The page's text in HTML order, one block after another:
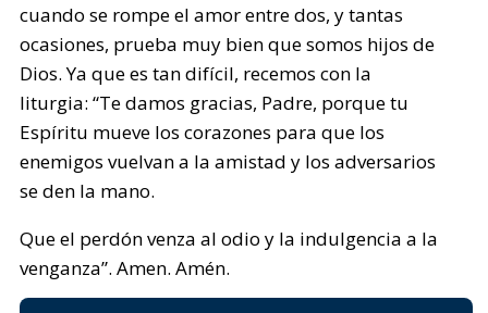
cuando se rompe el amor entre dos, y tantas
ocasiones, prueba muy bien que somos hijos de
Dios. Ya que es tan difícil, recemos con la
liturgia: “Te damos gracias, Padre, porque tu
Espíritu mueve los corazones para que los
enemigos vuelvan a la amistad y los adversarios
se den la mano.
Que el perdón venza al odio y la indulgencia a la
venganza”. Amen. Amén.